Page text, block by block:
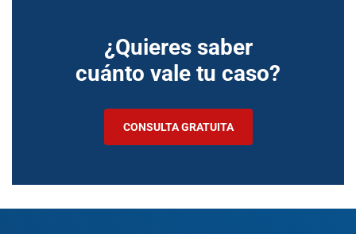
¿Quieres saber
cuánto vale tu caso?
CONSULTA GRATUITA